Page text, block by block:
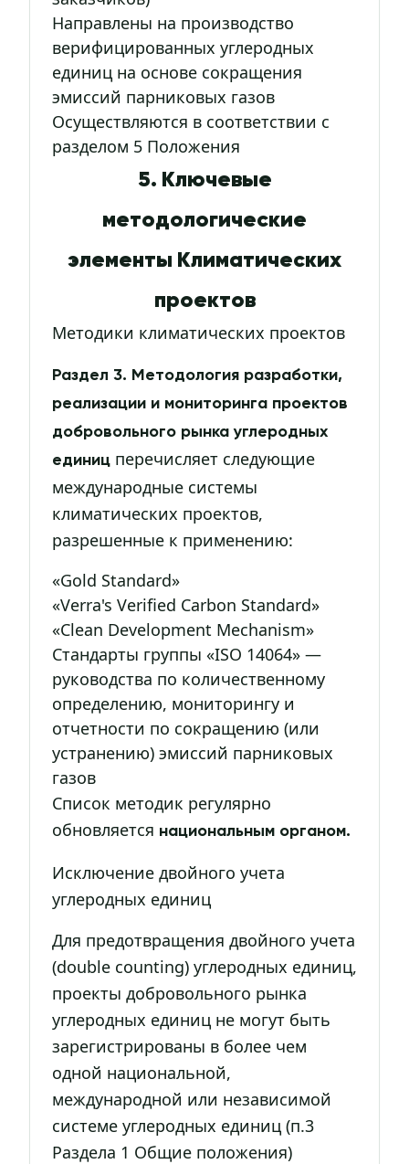
Направлены на производство
верифицированных углеродных
единиц на основе сокращения
эмиссий парниковых газов
Осуществляются в соответствии с
разделом 5 Положения
5. Ключевые
методологические
элементы Климатических
проектов
Методики климатических проектов
Раздел 3. Методология разработки,
реализации и мониторинга проектов
добровольного рынка углеродных
единиц перечисляет следующие
международные системы
климатических проектов,
разрешенные к применению:
«Gold Standard»
«Verra's Verified Carbon Standard»
«Clean Development Mechanism»
Стандарты группы «ISO 14064» —
руководства по количественному
определению, мониторингу и
отчетности по сокращению (или
устранению) эмиссий парниковых
газов
Список методик регулярно
обновляется национальным органом.
Исключение двойного учета
углеродных единиц
Для предотвращения двойного учета
(double counting) углеродных единиц,
проекты добровольного рынка
углеродных единиц не могут быть
зарегистрированы в более чем
одной национальной,
международной или независимой
системе углеродных единиц (п.3
Раздела 1 Общие положения)